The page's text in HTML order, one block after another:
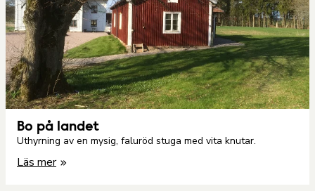
Bo på landet
Uthyrning av en mysig, faluröd stuga med vita knutar.
Läs mer